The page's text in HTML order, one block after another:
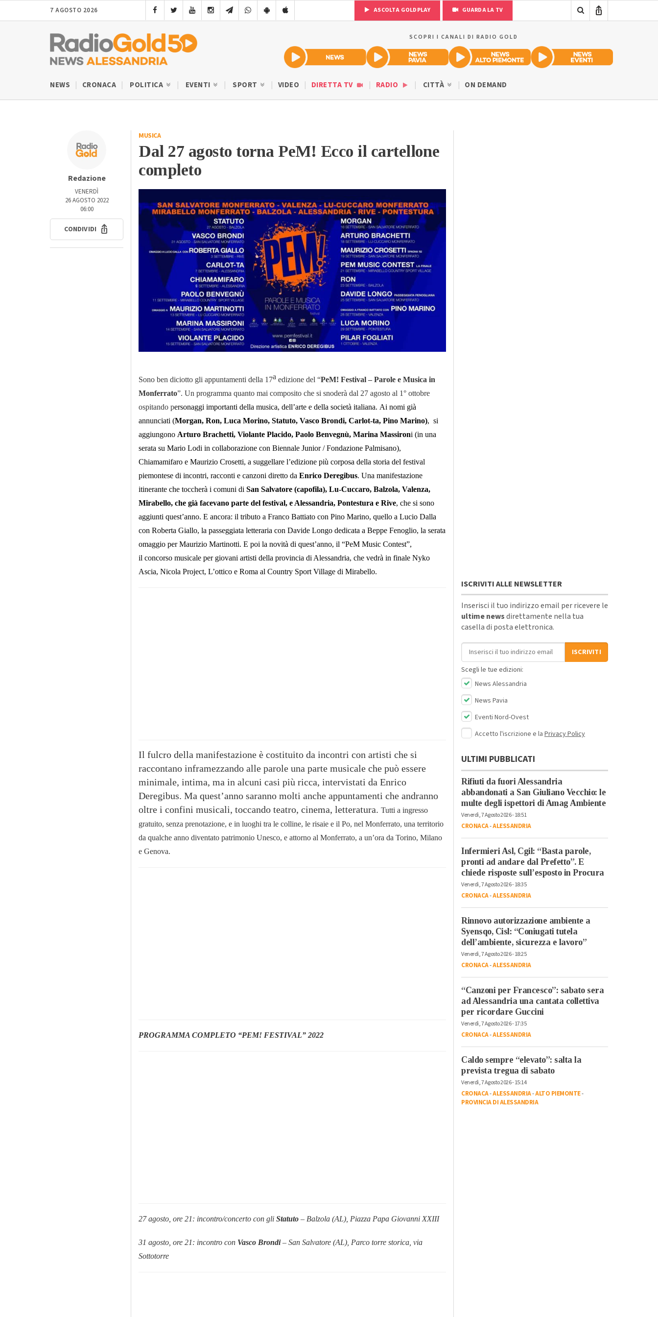
7 AGOSTO 2026 ASCOLTA GOLDPLAY GUARDA LA TV
SCOPRI I CANALI DI RADIO GOLD
NEWS CRONACA POLITICA EVENTI SPORT VIDEO DIRETTA TV RADIO CITTÀ ON DEMAND
Redazione
VENERDÌ
26 AGOSTO 2022
06:00
CONDIVIDI
MUSICA
Dal 27 agosto torna PeM! Ecco il cartellone
completo
Sono ben diciotto gli appuntamenti della 17a edizione del “PeM! Festival – Parole e Musica in
Monferrato”. Un programma quanto mai composito che si snoderà dal 27 agosto al 1° ottobre
ospitando personaggi importanti della musica, dell’arte e della società italiana. Ai nomi già
annunciati (Morgan, Ron, Luca Morino, Statuto, Vasco Brondi, Carlot-ta, Pino Marino), si
aggiungono Arturo Brachetti, Violante Placido, Paolo Benvegnù, Marina Massironi (in una
serata su Mario Lodi in collaborazione con Biennale Junior / Fondazione Palmisano),
Chiamamifaro e Maurizio Crosetti, a suggellare l’edizione più corposa della storia del festival
piemontese di incontri, racconti e canzoni diretto da Enrico Deregibus. Una manifestazione
itinerante che toccherà i comuni di San Salvatore (capofila), Lu-Cuccaro, Balzola, Valenza,
Mirabello, che già facevano parte del festival, e Alessandria, Pontestura e Rive, che si sono
aggiunti quest’anno. E ancora: il tributo a Franco Battiato con Pino Marino, quello a Lucio Dalla
con Roberta Giallo, la passeggiata letteraria con Davide Longo dedicata a Beppe Fenoglio, la serata
omaggio per Maurizio Martinotti. E poi la novità di quest’anno, il “PeM Music Contest”,
il concorso musicale per giovani artisti della provincia di Alessandria, che vedrà in finale Nyko
Ascia, Nicola Project, L’ottico e Roma al Country Sport Village di Mirabello.
Il fulcro della manifestazione è costituito da incontri con artisti che si
raccontano inframezzando alle parole una parte musicale che può essere
minimale, intima, ma in alcuni casi più ricca, intervistati da Enrico
Deregibus. Ma quest’anno saranno molti anche appuntamenti che andranno
oltre i confini musicali, toccando teatro, cinema, letteratura. Tutti a ingresso
gratuito, senza prenotazione, e in luoghi tra le colline, le risaie e il Po, nel Monferrato, una territorio
da qualche anno diventato patrimonio Unesco, e attorno al Monferrato, a un’ora da Torino, Milano
e Genova.
PROGRAMMA COMPLETO “PEM! FESTIVAL” 2022
27 agosto, ore 21: incontro/concerto con gli Statuto – Balzola (AL), Piazza Papa Giovanni XXIII
31 agosto, ore 21: incontro con Vasco Brondi– San Salvatore (AL), Parco torre storica, via
Sottotorre
ISCRIVITI ALLE NEWSLETTER
Inserisci il tuo indirizzo email per ricevere le
ultime newsdirettamente nella tua
casella di posta elettronica.
Indirizzo email
ISCRIVITI
Scegli le tue edizioni:
News Alessandria
News Pavia
Eventi Nord-Ovest
Accetto l'iscrizione e la Privacy Policy
ULTIMI PUBBLICATI
Rifiuti da fuori Alessandria
abbandonati a San Giuliano Vecchio: le
multe degli ispettori di Amag Ambiente
Venerdì, 7 Agosto 2026 - 18:51
CRONACA-ALESSANDRIA
Infermieri Asl, Cgil: “Basta parole,
pronti ad andare dal Prefetto”. E
chiede risposte sull’esposto in Procura
Venerdì, 7 Agosto 2026 - 18:35
CRONACA-ALESSANDRIA
Rinnovo autorizzazione ambiente a
Syensqo, Cisl: “Coniugati tutela
dell’ambiente, sicurezza e lavoro”
Venerdì, 7 Agosto 2026 - 18:25
CRONACA-ALESSANDRIA
“Canzoni per Francesco”: sabato sera
ad Alessandria una cantata collettiva
per ricordare Guccini
Venerdì, 7 Agosto 2026 - 17:35
CRONACA-ALESSANDRIA
Caldo sempre “elevato”: salta la
prevista tregua di sabato
Venerdì, 7 Agosto 2026 - 15:14
CRONACA-ALESSANDRIA-ALTO PIEMONTE-
PROVINCIA DI ALESSANDRIA